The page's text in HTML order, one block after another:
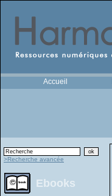
Accueil
>Recherche avancée
Ebooks